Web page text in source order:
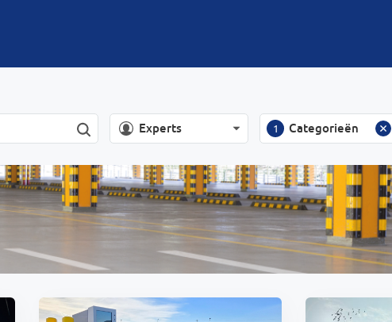
Experts Categorieën
1